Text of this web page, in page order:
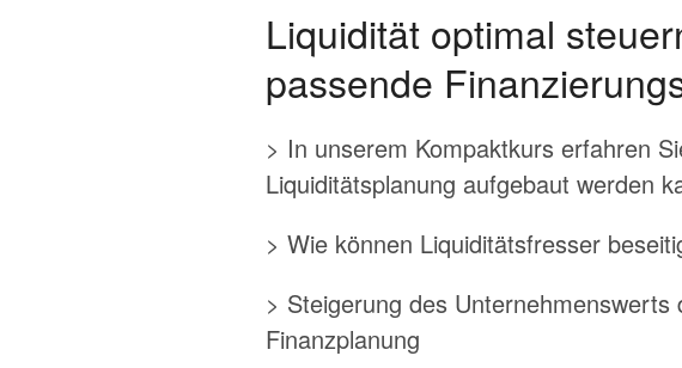
Liquidität optimal
passende
> In unserem Kompaktkurs erfahren
Liquiditätsplanung aufgebaut werden
> Wie können Liquiditätsfresser
> Steigerung des
Finanzplanung